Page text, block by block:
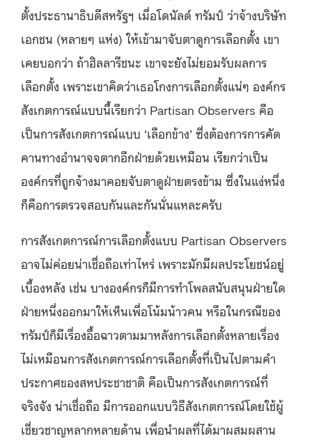
ตั้งประธานาธิบดีสหรัฐฯ เมื่อโดนัลด์ ทรัมป์ ว่าจ้างบริษัท
เอกชน (หลายๆ แห่ง) ให้เข้ามาจับตาดูการเลือกตั้ง เขา
เคยบอกว่า ถ้าฮิลลารีชนะ เขาจะยังไม่ยอมรับผลการ
เลือกตั้ง เพราะเขาคิดว่าเธอโกงการเลือกตั้งแน่ๆ องค์กร
สังเกตการณ์แบบนี้เรียกว่า Partisan Observers คือ
เป็นการสังเกตการณ์แบบ ‘เลือกข้าง’ ซึ่งต้องการการคัด
คานทางอำนาจจตากอีกฝ่ายด้วยเหมือน เรียกว่าเป็น
องค์กรที่ถูกจ้างมาคอยจับตาดูฝ่ายตรงข้าม ซึ่งในแง่หนึ่ง
ก็คือการตรวจสอบกันและกันนั่นแหละครับ
การสังเกตการณ์การเลือกตั้งแบบ Partisan Observers
อาจไม่ค่อยน่าเชื่อถือเท่าไหร่ เพราะมักมีผลประโยชน์อยู่
เบื้องหลัง เช่น บางองค์กรก็มีการทำโพลสนับสนุนฝ่ายใด
ฝ่ายหนึ่งออกมาให้เห็นเพื่อโน้มน้าวคน หรือในกรณีของ
ทรัมป์ก็มีเรื่องอื้อฉาวตามมาหลังการเลือกตั้งหลายเรื่อง
ไม่เหมือนการสังเกตการณ์การเลือกตั้งที่เป็นไปตามคำ
ประกาศของสหประชาชาติ คือเป็นการสังเกตการณ์ที่
จริงจัง น่าเชื่อถือ มีการออกแบบวิธีสังเกตการณ์โดยใช้ผู้
เชี่ยวชาญหลากหลายด้าน เพื่อนำผลที่ได้มาผสมผสาน